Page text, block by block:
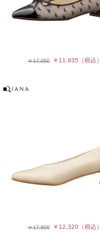
￥17,050 ￥11,935 （税込）
￥17,600 ￥12,320（税込）